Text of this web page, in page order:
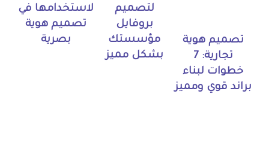
تصميم هوية
تجارية: 7
خطوات لبناء
براند قوي ومميز
لتصميم
بروفايل
مؤسستك
بشكل مميز
لاستخدامها في
تصميم هوية
بصرية